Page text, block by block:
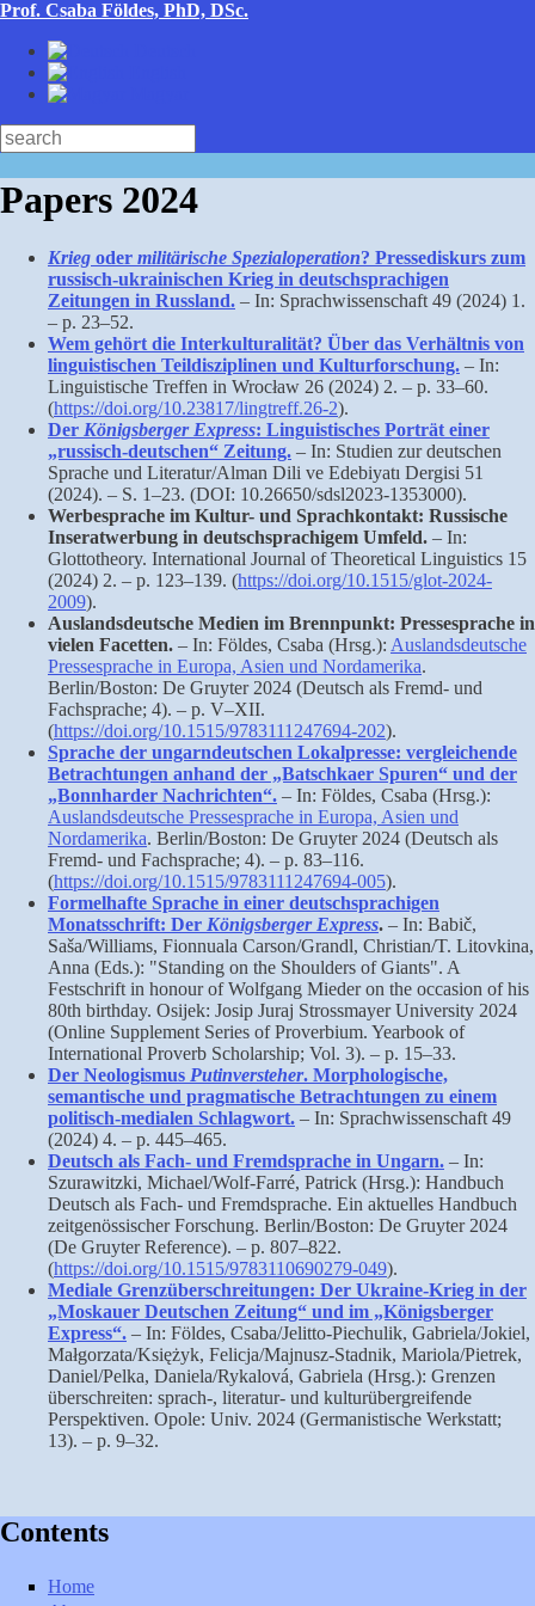
Skip
main
content
Prof. Csaba Földes, PhD, DSc.
Search
Papers 2024
Krieg oder militärische Spezialoperation? Pressediskurs zum
russisch-ukrainischen Krieg in deutschsprachigen
Zeitungen in Russland. – In: Sprachwissenschaft 49 (2024) 1.
– p. 23–52.
Wem gehört die Interkulturalität? Über das Verhältnis von
linguistischen Teildisziplinen und Kulturforschung. – In:
Linguistische Treffen in Wrocław 26 (2024) 2. – p. 33–60.
(https://doi.org/10.23817/lingtreff.26-2).
Der Königsberger Express: Linguistisches Porträt einer
„russisch-deutschen“ Zeitung. – In: Studien zur deutschen
Sprache und Literatur/Alman Dili ve Edebiyatı Dergisi 51
(2024). – S. 1–23. (DOI: 10.26650/sdsl2023-1353000).
Werbesprache im Kultur- und Sprachkontakt: Russische
Inseratwerbung in deutschsprachigem Umfeld. – In:
Glottotheory. International Journal of Theoretical Linguistics 15
(2024) 2. – p. 123–139. (https://doi.org/10.1515/glot-2024-
2009).
Auslandsdeutsche Medien im Brennpunkt: Pressesprache in
vielen Facetten. – In: Földes, Csaba (Hrsg.): Auslandsdeutsche
Pressesprache in Europa, Asien und Nordamerika.
Berlin/Boston: De Gruyter 2024 (Deutsch als Fremd- und
Fachsprache; 4). – p. V–XII.
(https://doi.org/10.1515/9783111247694-202).
Sprache der ungarndeutschen Lokalpresse: vergleichende
Betrachtungen anhand der „Batschkaer Spuren“ und der
„Bonnharder Nachrichten“. – In: Földes, Csaba (Hrsg.):
Auslandsdeutsche Pressesprache in Europa, Asien und
Nordamerika. Berlin/Boston: De Gruyter 2024 (Deutsch als
Fremd- und Fachsprache; 4). – p. 83–116.
(https://doi.org/10.1515/9783111247694-005).
Formelhafte Sprache in einer deutschsprachigen
Monatsschrift: Der Königsberger Express. – In: Babič,
Saša/Williams, Fionnuala Carson/Grandl, Christian/T. Litovkina,
Anna (Eds.): "Standing on the Shoulders of Giants". A
Festschrift in honour of Wolfgang Mieder on the occasion of his
80th birthday. Osijek: Josip Juraj Strossmayer University 2024
(Online Supplement Series of Proverbium. Yearbook of
International Proverb Scholarship; Vol. 3). – p. 15–33.
Der Neologismus Putinversteher. Morphologische,
semantische und pragmatische Betrachtungen zu einem
politisch-medialen Schlagwort. – In: Sprachwissenschaft 49
(2024) 4. – p. 445–465.
Deutsch als Fach- und Fremdsprache in Ungarn. – In:
Szurawitzki, Michael/Wolf-Farré, Patrick (Hrsg.): Handbuch
Deutsch als Fach- und Fremdsprache. Ein aktuelles Handbuch
zeitgenössischer Forschung. Berlin/Boston: De Gruyter 2024
(De Gruyter Reference). – p. 807–822.
(https://doi.org/10.1515/9783110690279-049).
Mediale Grenzüberschreitungen: Der Ukraine-Krieg in der
„Moskauer Deutschen Zeitung“ und im „Königsberger
Express“. – In: Földes, Csaba/Jelitto-Piechulik, Gabriela/Jokiel,
Małgorzata/Księżyk, Felicja/Majnusz-Stadnik, Mariola/Pietrek,
Daniel/Pelka, Daniela/Rykalová, Gabriela (Hrsg.): Grenzen
überschreiten: sprach-, literatur- und kulturübergreifende
Perspektiven. Opole: Univ. 2024 (Germanistische Werkstatt;
13). – p. 9–32.
Contents
Home